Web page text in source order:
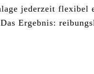
jederzeit flexibel
Ergebnis: